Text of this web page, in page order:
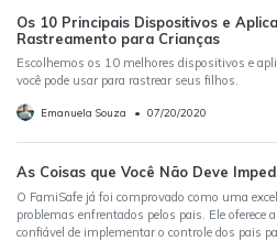
Os 10 Principais Dispositivos e
Rastreamento para Crianças
Escolhemos os 10 melhores dispositivos e
você pode usar para rastrear seus filhos.
Emanuela Souza • 07/20/2020
As Coisas que Você Não Deve
O FamiSafe já foi comprovado como uma
problemas enfrentados pelos pais. Ele oferece
confiável de implementar o controle dos pais